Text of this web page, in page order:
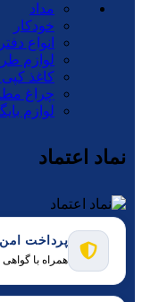
مداد
خودکار
انواع دفتر
لوازم
کاغذ
چراغ
لوازم
نماد اعتماد
پرداخت امن
همراه با گواهی SSL و رمزنگاری پیشرفته